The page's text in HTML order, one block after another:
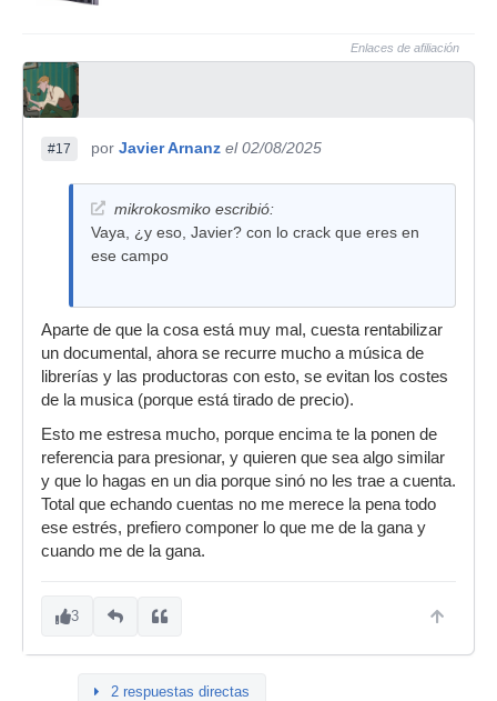
Enlaces de afiliación
#17 por Javier Arnanz el 02/08/2025
mikrokosmiko escribió:
Vaya, ¿y eso, Javier? con lo crack que eres en
ese campo
Aparte de que la cosa está muy mal, cuesta rentabilizar
un documental, ahora se recurre mucho a música de
librerías y las productoras con esto, se evitan los costes
de la musica (porque está tirado de precio).
Esto me estresa mucho, porque encima te la ponen de
referencia para presionar, y quieren que sea algo similar
y que lo hagas en un dia porque sinó no les trae a cuenta.
Total que echando cuentas no me merece la pena todo
ese estrés, prefiero componer lo que me de la gana y
cuando me de la gana.
3
2 respuestas directas